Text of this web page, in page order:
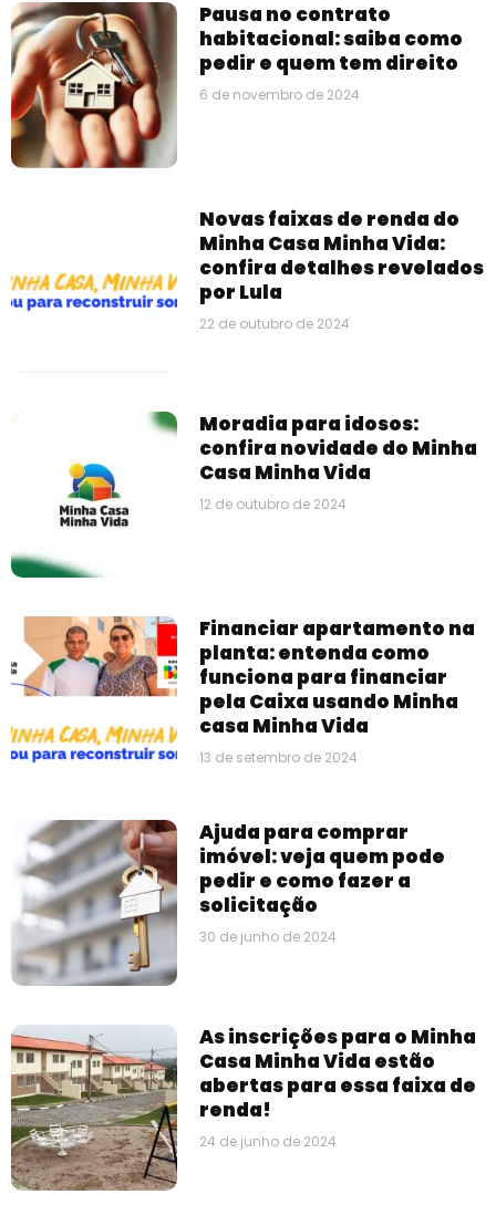
Pausa no contrato
habitacional: saiba como
pedir e quem tem direito
6 de novembro de 2024
Novas faixas de renda do
Minha Casa Minha Vida:
confira detalhes revelados
por Lula
22 de outubro de 2024
Moradia para idosos:
confira novidade do Minha
Casa Minha Vida
12 de outubro de 2024
Financiar apartamento na
planta: entenda como
funciona para financiar
pela Caixa usando Minha
casa Minha Vida
13 de setembro de 2024
Ajuda para comprar
imóvel: veja quem pode
pedir e como fazer a
solicitação
30 de junho de 2024
As inscrições para o Minha
Casa Minha Vida estão
abertas para essa faixa de
renda!
24 de junho de 2024